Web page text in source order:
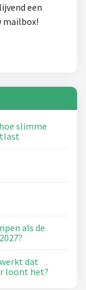
een
mailbox!
slimme
als de
dat
loont het?